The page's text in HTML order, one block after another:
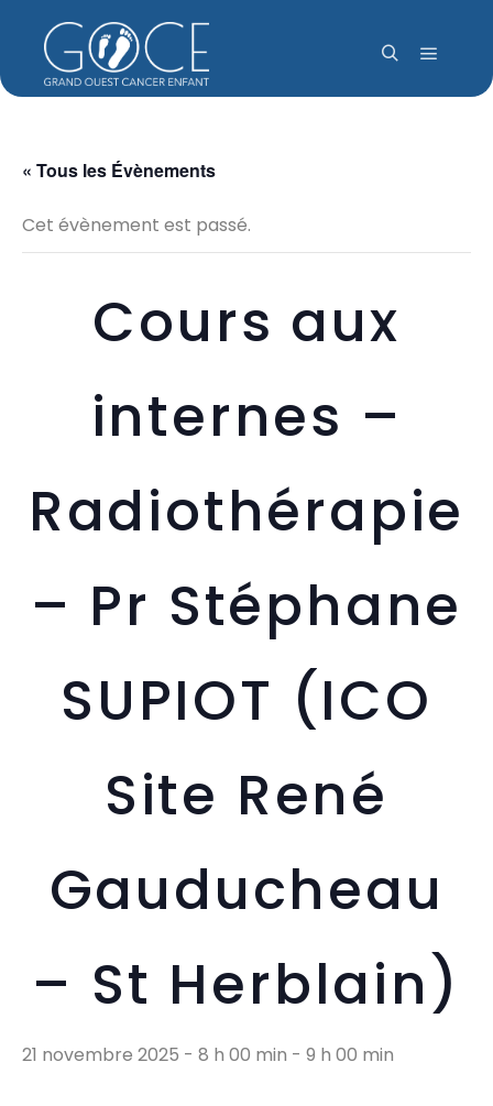
Menu
« Tous les Évènements
Cet évènement est passé.
Cours aux
internes –
Radiothérapie
– Pr Stéphane
SUPIOT (ICO
Site René
Gauducheau
– St Herblain)
21 novembre 2025 - 8 h 00 min - 9 h 00 min